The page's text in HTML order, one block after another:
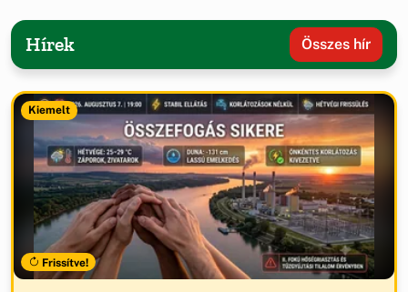
Hírek Összes hír
Kiemelt
Frissítve!